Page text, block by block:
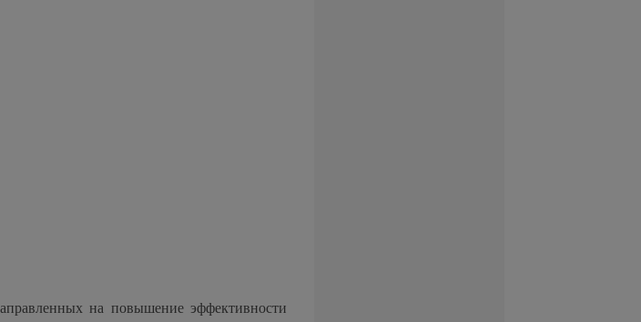
на повышение эффективности